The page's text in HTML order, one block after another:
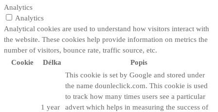
Analytics
Analytics
Analytical cookies are used to understand how visitors interact with
the website. These cookies help provide information on metrics the
number of visitors, bounce rate, traffic source, etc.
Cookie
Délka Popis
1 year
This cookie is set by Google and stored under
the name dounleclick.com. This cookie is used
to track how many times users see a particular
advert which helps in measuring the success of